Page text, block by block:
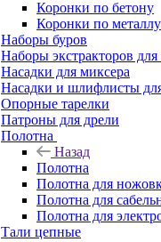
Коронки по бетону
Коронки по металлу
Наборы буров
Наборы экстракторов для
Насадки для миксера
Насадки и шлифлисты
Опорные тарелки
Патроны для дрели
Полотна
Назад
Полотна
Полотна для
Полотна для
Полотна для
Тали цепные